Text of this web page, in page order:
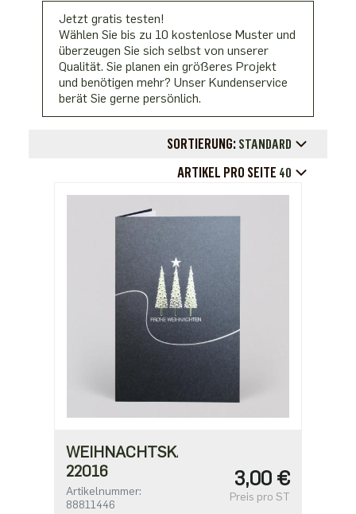
Jetzt gratis testen!
Wählen Sie bis zu 10 kostenlose Muster und
überzeugen Sie sich selbst von unserer
Qualität. Sie planen ein größeres Projekt
und benötigen mehr? Unser Kundenservice
berät Sie gerne persönlich.
SORTIERUNG: STANDARD
ARTIKEL PRO SEITE 40
WEIHNACHTSKARTE
22016
Artikelnummer:
88811446
3,00 €
Preis pro ST